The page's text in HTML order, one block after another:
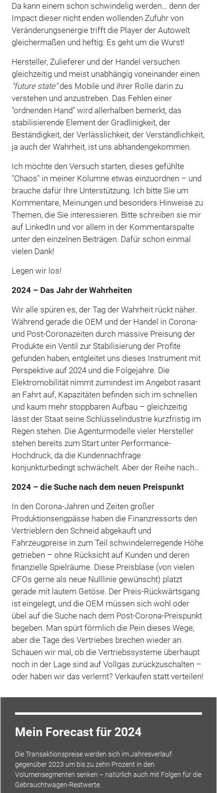
Da kann einem schon schwindelig werden… denn der
Impact dieser nicht enden wollenden Zufuhr von
Veränderungsenergie trifft die Player der Autowelt
gleichermaßen und heftig: Es geht um die Wurst!
Hersteller, Zulieferer und der Handel versuchen
gleichzeitig und meist unabhängig voneinander einen
"future state"des Mobile und ihrer Rolle darin zu
verstehen und anzustreben. Das Fehlen einer
"ordnenden Hand" wird allerhalben bemerkt, das
stabilisierende Element der Gradlinigkeit, der
Beständigkeit, der Verlässlichkeit, der Verständlichkeit,
ja auch der Wahrheit, ist uns abhandengekommen.
Ich möchte den Versuch starten, dieses gefühlte
"Chaos" in meiner Kolumne etwas einzuordnen – und
brauche dafür Ihre Unterstützung. Ich bitte Sie um
Kommentare, Meinungen und besonders Hinweise zu
Themen, die Sie interessieren. Bitte schreiben sie mir
auf LinkedIn und vor allem in der Kommentarspalte
unter den einzelnen Beiträgen. Dafür schon einmal
vielen Dank!
Legen wir los!
2024 – Das Jahr der Wahrheiten
Wir alle spüren es, der Tag der Wahrheit rückt näher.
Während gerade die OEM und der Handel in Corona-
und Post-Coronazeiten durch massive Preisung der
Produkte ein Ventil zur Stabilisierung der Profite
gefunden haben, entgleitet uns dieses Instrument mit
Perspektive auf 2024 und die Folgejahre. Die
Elektromobilität nimmt zumindest im Angebot rasant
an Fahrt auf, Kapazitäten befinden sich im schnellen
und kaum mehr stoppbaren Aufbau – gleichzeitig
lässt der Staat seine Schlüsselindustrie kurzfristig im
Regen stehen. Die Agenturmodelle vieler Hersteller
stehen bereits zum Start unter Performance-
Hochdruck, da die Kundennachfrage
konjunkturbedingt schwächelt. Aber der Reihe nach…
2024 – die Suche nach dem neuen Preispunkt
In den Corona-Jahren und Zeiten großer
Produktionsengpässe haben die Finanzressorts den
Vertrieblern den Schneid abgekauft und
Fahrzeugpreise in zum Teil schwindelerregende Höhe
getrieben – ohne Rücksicht auf Kunden und deren
finanzielle Spielräume. Diese Preisblase (von vielen
CFOs gerne als neue Nulllinie gewünscht) platzt
gerade mit lautem Getöse. Der Preis-Rückwärtsgang
ist eingelegt, und die OEM müssen sich wohl oder
übel auf die Suche nach dem Post-Corona-Preispunkt
begeben. Man spürt förmlich die Pein dieses Wege;
aber die Tage des Vertriebes brechen wieder an.
Schauen wir mal, ob die Vertriebssysteme überhaupt
noch in der Lage sind auf Vollgas zurückzuschalten –
oder haben wir das verlernt? Verkaufen statt verteilen!
Mein Forecast für 2024
Die Transaktionspreise werden sich im Jahresverlauf
gegenüber 2023 um bis zu zehn Prozent in den
Volumensegmenten senken – natürlich auch mit Folgen für die
Gebrauchtwagen-Restwerte.